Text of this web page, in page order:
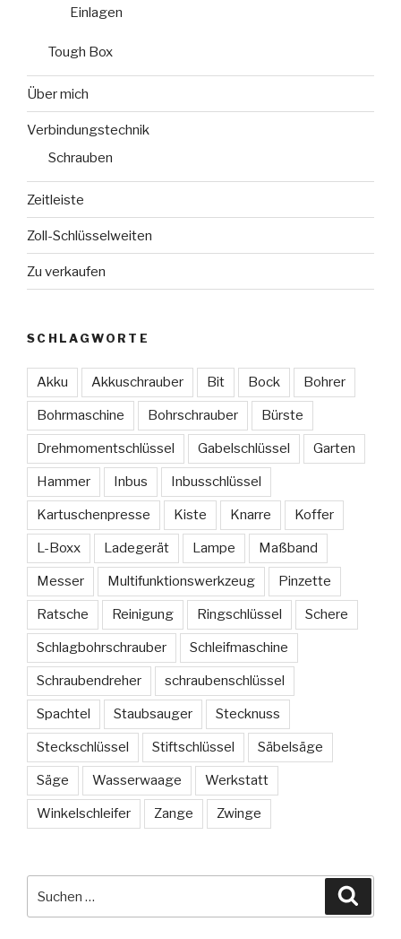
Einlagen
Tough Box
Über mich
Verbindungstechnik
Schrauben
Zeitleiste
Zoll-Schlüsselweiten
Zu verkaufen
SCHLAGWORTE
Akku Akkuschrauber Bit Bock Bohrer
Bohrmaschine Bohrschrauber Bürste
Drehmomentschlüssel Gabelschlüssel Garten
Hammer Inbus Inbusschlüssel
Kartuschenpresse Kiste Knarre Koffer
L-Boxx Ladegerät Lampe Maßband
Messer Multifunktionswerkzeug Pinzette
Ratsche Reinigung Ringschlüssel Schere
Schlagbohrschrauber Schleifmaschine
Schraubendreher schraubenschlüssel
Spachtel Staubsauger Stecknuss
Steckschlüssel Stiftschlüssel Säbelsäge
Säge Wasserwaage Werkstatt
Winkelschleifer Zange Zwinge
nach: